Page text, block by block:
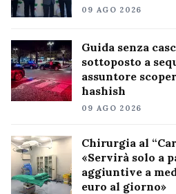
09 AGO 2026
Guida senza
sottoposto a
assuntore
hashish
09 AGO 2026
Chirurgia al
«Servirà solo a
aggiuntive a
euro al giorno»